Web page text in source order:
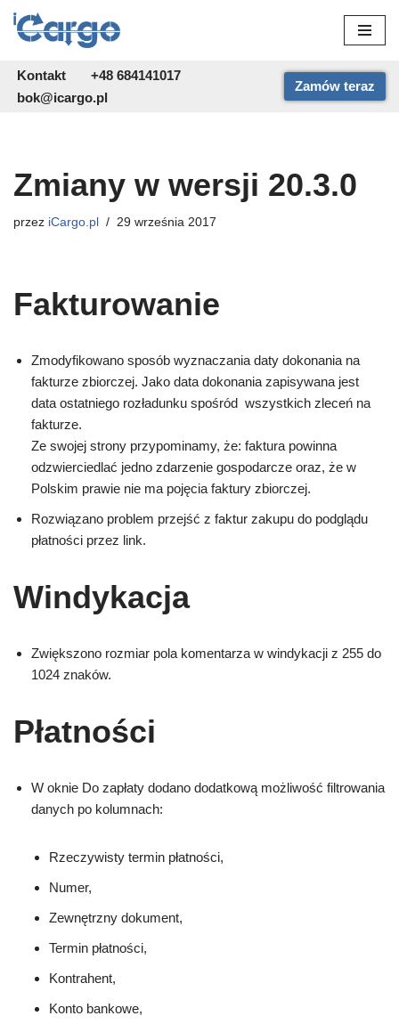
do
treści
Kontakt
+48 684141017
bok@icargo.pl
Zamów teraz
Zmiany w wersji 20.3.0
przez iCargo.pl 29 września 2017
Fakturowanie
Zmodyfikowano sposób wyznaczania daty dokonania na
fakturze zbiorczej. Jako data dokonania zapisywana jest
data ostatniego rozładunku spośród wszystkich zleceń na
fakturze.
Ze swojej strony przypominamy, że: faktura powinna
odzwierciedlać jedno zdarzenie gospodarcze oraz, że w
Polskim prawie nie ma pojęcia faktury zbiorczej.
Rozwiązano problem przejść z faktur zakupu do podglądu
płatności przez link.
Windykacja
Zwiększono rozmiar pola komentarza w windykacji z 255 do
1024 znaków.
Płatności
W oknie Do zapłaty dodano dodatkową możliwość filtrowania
danych po kolumnach:
Rzeczywisty termin płatności,
Numer,
Zewnętrzny dokument,
Termin płatności,
Kontrahent,
Konto bankowe,